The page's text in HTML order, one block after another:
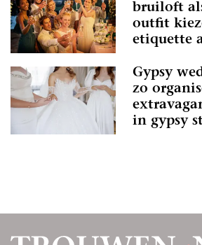
bruiloft
outfit
etiquette
Gypsy
zo
in gypsy